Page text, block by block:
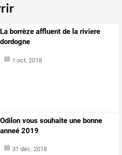
La borrèze affluent de la riviere
dordogne
1 oct. 2018
Odilon vous souhaite une bonne
anneé 2019
31 déc. 2018